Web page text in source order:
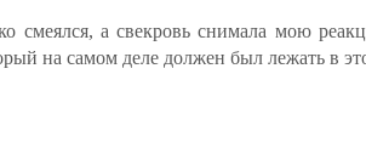
смеялся, а свекровь снимала мою
на самом деле должен был лежать в